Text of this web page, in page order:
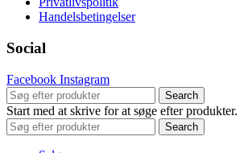
Handelsbetingelser
Social
Facebook Instagram
Search
Start med at skrive for at søge efter produkter.
Search